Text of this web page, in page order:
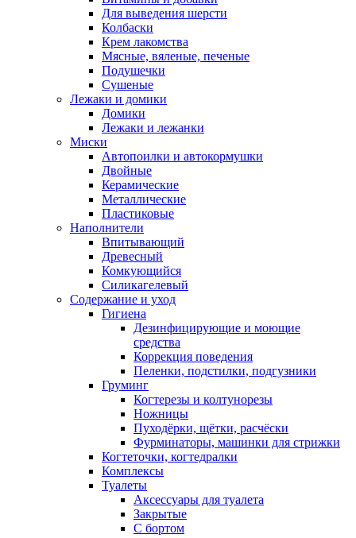
Для выведения шерсти
Колбаски
Крем лакомства
Мясные, вяленые, печеные
Подушечки
Сушеные
Лежаки и домики
Домики
Лежаки и лежанки
Миски
Автопоилки и автокормушки
Двойные
Керамические
Металлические
Пластиковые
Наполнители
Впитывающий
Древесный
Комкующийся
Силикагелевый
Содержание и уход
Гигиена
Дезинфицирующие и моющие
средства
Коррекция поведения
Пеленки, подстилки, подгузники
Груминг
Когтерезы и колтунорезы
Ножницы
Пуходёрки, щётки, расчёски
Фурминаторы, машинки для стрижки
Когтеточки, когтедралки
Комплексы
Туалеты
Аксессуары для туалета
Закрытые
С бортом